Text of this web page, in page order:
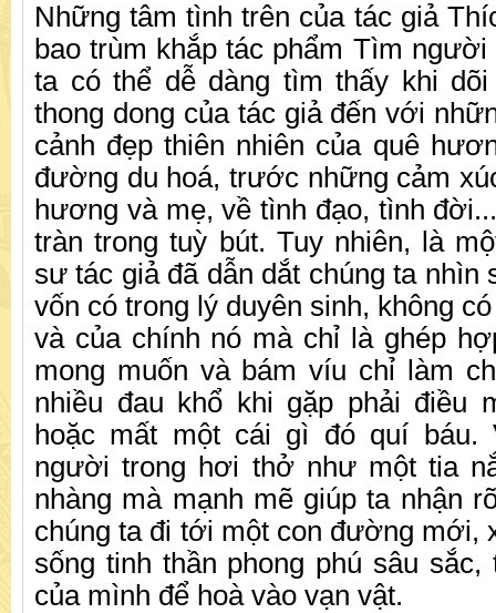
Những tâm tình trên của tác giả
bao trùm khắp tác phẩm Tìm
ta có thể dễ dàng tìm thấy khi
thong dong của tác giả đến với
cảnh đẹp thiên nhiên của quê
đường du hoá, trước những cảm
hương và mẹ, về tình đạo, tình
tràn trong tuỳ bút. Tuy nhiên, là
sư tác giả đã dẫn dắt chúng ta nhìn
vốn có trong lý duyên sinh, không
và của chính nó mà chỉ là ghép
mong muốn và bám víu chỉ làm
nhiều đau khổ khi gặp phải điều
hoặc mất một cái gì đó quí báu.
người trong hơi thở như một tia
nhàng mà mạnh mẽ giúp ta nhận
chúng ta đi tới một con đường mới,
sống tinh thần phong phú sâu
của mình để hoà vào vạn vật.